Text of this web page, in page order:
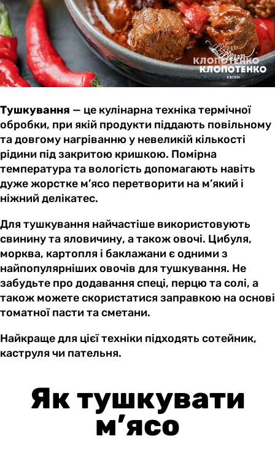
Тушкування — це кулінарна техніка термічної
обробки, при якій продукти піддають повільному
та довгому нагріванню у невеликій кількості
рідини під закритою кришкою. Помірна
температура та вологість допомагають навіть
дуже жорстке м’ясо перетворити на м’який і
ніжний делікатес.
Для тушкування найчастіше використовують
свинину та яловичину, а також овочі. Цибуля,
морква, картопля і баклажани є одними з
найпопулярніших овочів для тушкування. Не
забудьте про додавання спеці, перцю та солі, а
також можете скористатися заправкою на основі
томатної пасти та сметани.
Найкраще для цієї техніки підходять сотейник,
каструля чи пательня.
Як тушкувати
м’ясо